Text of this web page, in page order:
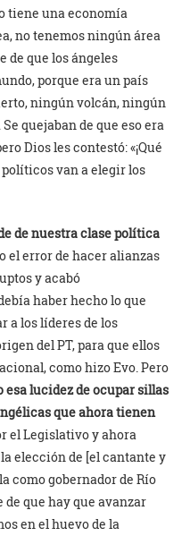
tiene una economía
no tenemos ningún área
de que los ángeles
porque era un país
ningún volcán, ningún
quejaban de que eso era
Dios les contestó: «¡Qué
políticos van a elegir los
de nuestra clase política
el error de hacer alianzas
y acabó
haber hecho lo que
a los líderes de los
del PT, para que ellos
como hizo Evo. Pero
lucidez de ocupar sillas
que ahora tienen
el Legislativo y ahora
elección de [el cantante y
como gobernador de Río
que hay que avanzar
en el huevo de la